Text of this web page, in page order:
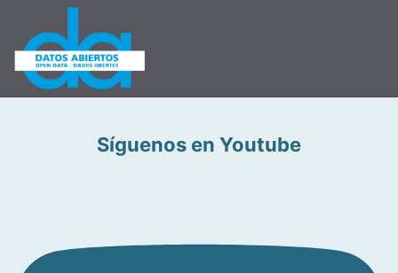
Síguenos en Youtube